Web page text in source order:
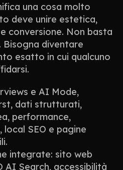
una cosa molto
deve unire estetica,
conversione. Non basta
Bisogna diventare
esatto in cui qualcuno
e AI Mode,
dati strutturati,
performance,
SEO e pagine
integrate: sito web
AI Search, accessibilità